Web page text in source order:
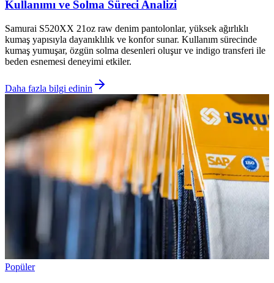
Kullanımı ve Solma Süreci Analizi
Samurai S520XX 21oz raw denim pantolonlar, yüksek ağırlıklı
kumaş yapısıyla dayanıklılık ve konfor sunar. Kullanım sürecinde
kumaş yumuşar, özgün solma desenleri oluşur ve indigo transferi ile
beden esnemesi deneyimi etkiler.
Daha fazla bilgi edinin
Popüler